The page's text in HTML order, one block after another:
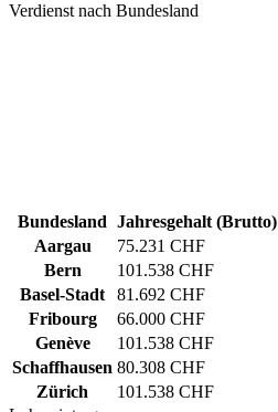
Verdienst nach Bundesland
Bundesland Jahresgehalt (Brutto)
Aargau
75.231 CHF
Bern
101.538 CHF
Basel-Stadt
81.692 CHF
Fribourg
66.000 CHF
Genève
101.538 CHF
Schaffhausen 80.308 CHF
Zürich
101.538 CHF